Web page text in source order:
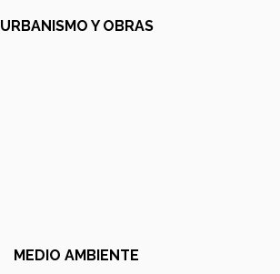
URBANISMO Y OBRAS
MEDIO AMBIENTE